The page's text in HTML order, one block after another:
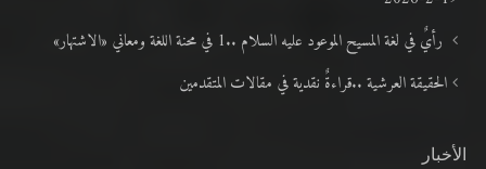
رأيٌ في لغة المسيح الموعود عليه السلام ..1 في محنة اللغة ومعاني «الاشتهار»
الحقيقة العرشية ..قراءةٌ نقدية في مقالات المتقدمين
الأخبار